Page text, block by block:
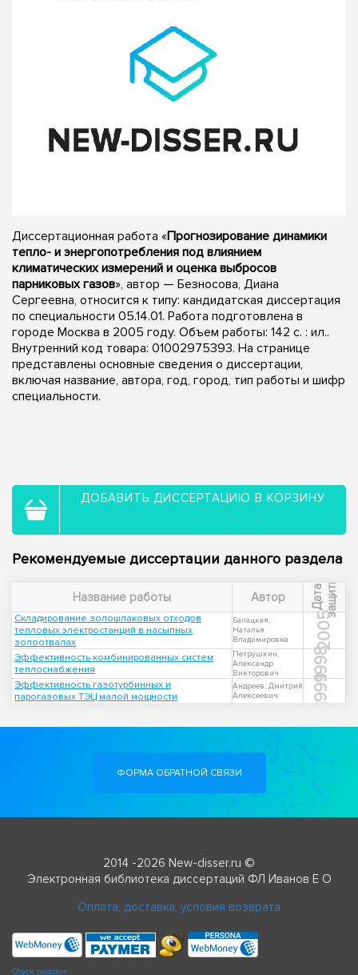
Диссертационная работа «Прогнозирование динамики
тепло- и энергопотребления под влиянием
климатических измерений и оценка выбросов
парниковых газов», автор — Безносова, Диана
Сергеевна, относится к типу: кандидатская диссертация
по специальности 05.14.01. Работа подготовлена в
городе Москва в 2005 году. Объем работы: 142 с. : ил..
Внутренний код товара: 01002975393. На странице
представлены основные сведения о диссертации,
включая название, автора, год, город, тип работы и шифр
специальности.
ДОБАВИТЬ ДИССЕРТАЦИЮ В КОРЗИНУ
Рекомендуемые диссертации данного раздела
Название работы Автор Д
а
т
а
з
а
щ
и
т ы
Складирование золошлаковых отходов
тепловых электростанций в насыпных
золоотвалах
Балацкая,
Наталья
Владимировна
2005
Эффективность комбинированных систем
теплоснабжения
Петрушкин,
Александр
Викторович
1998
Эффективность газотурбинных и
парогазовых ТЭЦ малой мощности
Андреев, Дмитрий
Алексеевич
1999
ФОРМА ОБРАТНОЙ СВЯЗИ
2014 -2026 New-disser.ru ©
Электронная библиотека диссертаций ФЛ Иванов Е О
Оплата, доставка, условия возврата
Check passport